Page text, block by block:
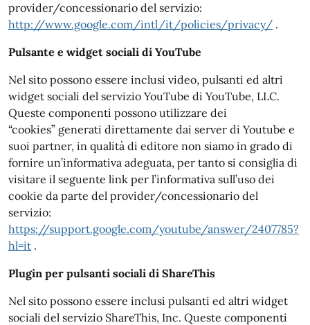
provider/concessionario del servizio:
http://www.google.com/intl/it/policies/privacy/ .
Pulsante e widget sociali di YouTube
Nel sito possono essere inclusi video, pulsanti ed altri
widget sociali del servizio YouTube di YouTube, LLC.
Queste componenti possono utilizzare dei
“cookies” generati direttamente dai server di Youtube e
suoi partner, in qualità di editore non siamo in grado di
fornire un’informativa adeguata, per tanto si consiglia di
visitare il seguente link per l’informativa sull’uso dei
cookie da parte del provider/concessionario del
servizio:
https://support.google.com/youtube/answer/2407785?
hl=it .
Plugin per pulsanti sociali di ShareThis
Nel sito possono essere inclusi pulsanti ed altri widget
sociali del servizio ShareThis, Inc. Queste componenti